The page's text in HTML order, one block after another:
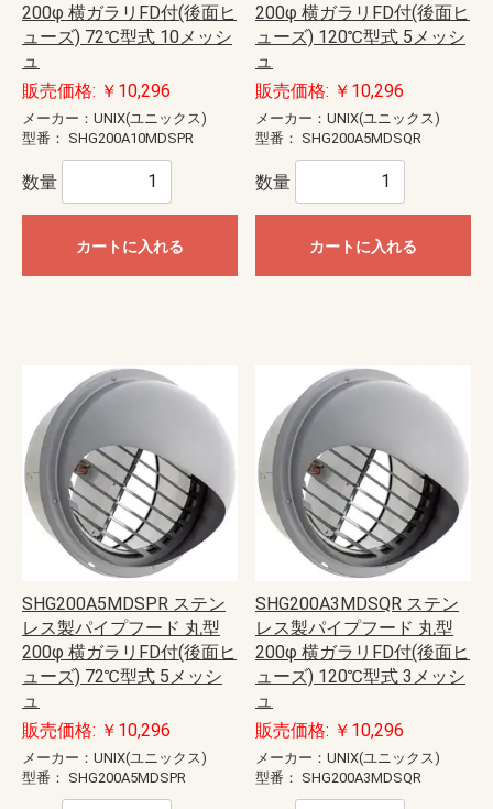
200φ 横ガラリFD付(後面ヒ
ューズ) 72℃型式 10メッシ
ュ
販売価格: ￥10,296
メーカー：UNIX(ユニックス)
型番： SHG200A10MDSPR
数量
カートに入れる
200φ 横ガラリFD付(後面ヒ
ューズ) 120℃型式 5メッシ
ュ
販売価格: ￥10,296
メーカー：UNIX(ユニックス)
型番： SHG200A5MDSQR
数量
カートに入れる
SHG200A5MDSPR ステン
レス製パイプフード 丸型
200φ 横ガラリFD付(後面ヒ
ューズ) 72℃型式 5メッシ
ュ
販売価格: ￥10,296
メーカー：UNIX(ユニックス)
型番： SHG200A5MDSPR
SHG200A3MDSQR ステン
レス製パイプフード 丸型
200φ 横ガラリFD付(後面ヒ
ューズ) 120℃型式 3メッシ
ュ
販売価格: ￥10,296
メーカー：UNIX(ユニックス)
型番： SHG200A3MDSQR